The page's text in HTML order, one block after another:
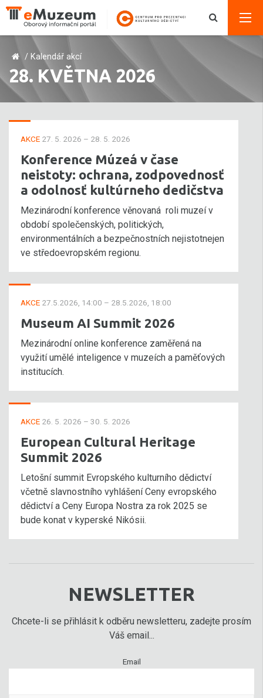
/ Kalendář akcí
28. KVĚTNA 2026
AKCE 27. 5. 2026 – 28. 5. 2026
Konference Múzeá v čase
neistoty: ochrana, zodpovednosť
a odolnosť kultúrneho dedičstva
Mezinárodní konference věnovaná roli muzeí v
období společenských, politických,
environmentálních a bezpečnostních nejistotnejen
ve středoevropském regionu.
AKCE 27.5.2026, 14:00 – 28.5.2026, 18:00
Museum AI Summit 2026
Mezinárodní online konference zaměřená na
využití umělé inteligence v muzeích a paměťových
institucích.
AKCE 26. 5. 2026 – 30. 5. 2026
European Cultural Heritage
Summit 2026
Letošní summit Evropského kulturního dědictví
včetně slavnostního vyhlášení Ceny evropského
dědictví a Ceny Europa Nostra za rok 2025 se
bude konat v kyperské Nikósii.
NEWSLETTER
Chcete-li se přihlásit k odběru newsletteru, zadejte prosím
Váš email...
Email